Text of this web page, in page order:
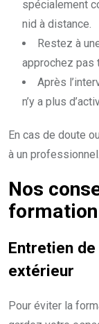
spécialement
nid à distance.
Restez à
approchez pas
Après
n’y a plus
En cas de doute
à un
Nos
Entretien
extérieur
Pour éviter la